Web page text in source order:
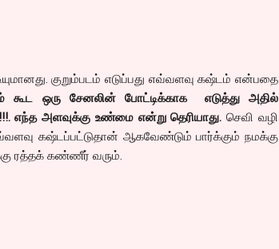
குறும்படம் எடுப்பது எவ்வளவு கஷ்டம் என்பதை
கூட ஒரு சேனலின் போட்டிக்காக எடுத்து அதில்
எந்த அளவுக்கு உண்மை என்று தெரியாது. செவி வழி
கஷ்டப்பட்டுதான் ஆகவேண்டும் பார்க்கும் நமக்கு
ரத்தக் கண்ணீர் வரும்.